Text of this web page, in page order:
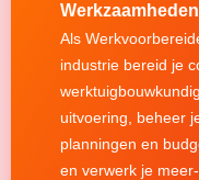
Werkzaamheden
Als
industrie bereid je
uitvoering, beheer
planningen en
en verwerk je